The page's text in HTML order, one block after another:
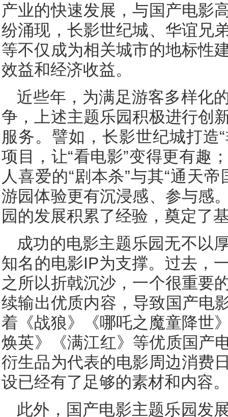
产业的快速发展，与国产电影
纷涌现，长影世纪城、华谊兄
等不仅成为相关城市的地标性
效益和经济收益。
近些年，为满足游客多样化
争，上述主题乐园积极进行创
服务。譬如，长影世纪城打造
项目，让“看电影”变得更有趣
人喜爱的“剧本杀”与其“通天
游园体验更有沉浸感、参与感
园的发展积累了经验，奠定了
成功的电影主题乐园无不以
知名的电影IP为支撑。过去，
之所以折戟沉沙，一个很重要
续输出优质内容，导致国产电
着《战狼》《哪吒之魔童降世
焕英》《满江红》等优质国产
衍生品为代表的电影周边消费
设已经有了足够的素材和内容
此外，国产电影主题乐园发